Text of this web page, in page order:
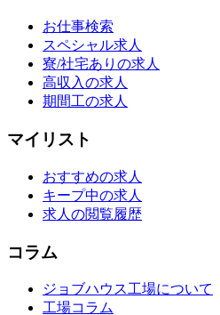
お仕事検索
スペシャル求人
寮/社宅ありの求人
高収入の求人
期間工の求人
マイリスト
おすすめの求人
キープ中の求人
求人の閲覧履歴
コラム
ジョブハウス工場について
工場コラム